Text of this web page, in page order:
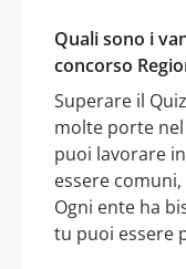
Quali sono i
concorso
Superare il
molte porte
puoi lavorare
essere
Ogni ente ha
tu puoi essere